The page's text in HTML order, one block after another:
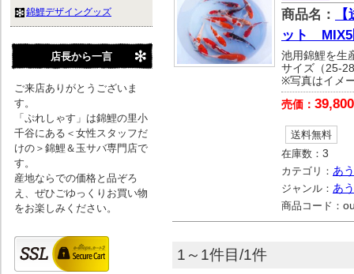
商品名：
ット
池用錦鯉を生
サイズ（25-
※写真はイメ
売価： 39,800
送料無料
在庫数： 3
カテゴリ： あ
ジャンル： あ
商品コード：
1～1件目/1件
錦鯉デザイングッズ
店長から一言
ご来店ありがとうございま
す。
「ぷれしゃす」は錦鯉の里小
千谷にある＜女性スタッフだ
けの＞錦鯉＆玉サバ専門店で
す。
産地ならでの価格と品ぞろ
え、ぜひごゆっくりお買い物
をお楽しみください。